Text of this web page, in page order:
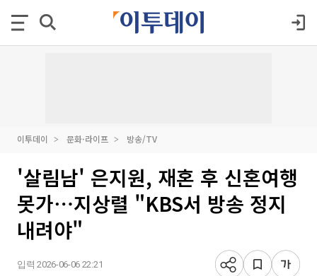
이투데이 문화·라이프 방송/TV
'살림남' 은지원, 재혼 후 신혼여행
못가⋯지상렬 "KBS서 방송 정지
내려야"
입력 2026-06-06 22:21